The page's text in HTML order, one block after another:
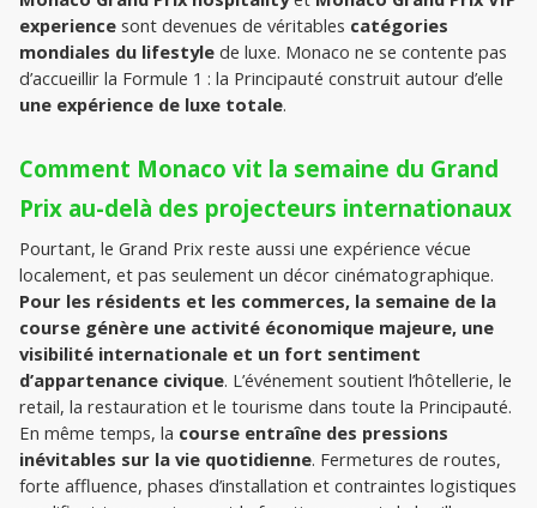
experience sont devenues de véritables catégories
mondiales du lifestyle de luxe. Monaco ne se contente pas
une expérience de luxe totale.
Comment Monaco vit la semaine du Grand
Prix au-delà des projecteurs internationaux
Pourtant, le Grand Prix reste aussi une expérience vécue
Pour les résidents et les commerces, la semaine de la
course génère une activité économique majeure, une
visibilité internationale et un fort sentiment
d’appartenance civique. L’événement soutient l’hôtellerie, le
retail, la restauration et le tourisme dans toute la Principauté.
En même temps, la course entraîne des pressions
inévitables sur la vie quotidienne. Fermetures de routes,
forte affluence, phases d’installation et contraintes logistiques